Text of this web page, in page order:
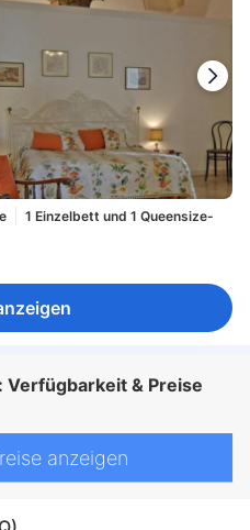
1 Einzelbett und 1 Queensize-
Verfügbarkeit & Preise
anzeigen